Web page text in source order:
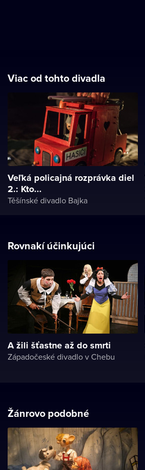
Viac od tohto divadla
Veľká policajná rozprávka diel
2.: Kto...
Těšínské divadlo Bajka
Rovnakí účinkujúci
A žili šťastne až do smrti
Západočeské divadlo v Chebu
Žánrovo podobné